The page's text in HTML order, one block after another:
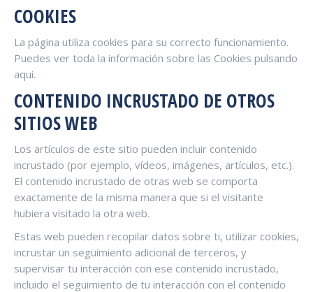
COOKIES
La página utiliza cookies para su correcto funcionamiento.
Puedes ver toda la información sobre las Cookies pulsando
aqui.
CONTENIDO INCRUSTADO DE OTROS
SITIOS WEB
Los artículos de este sitio pueden incluir contenido
incrustado (por ejemplo, vídeos, imágenes, artículos, etc.).
El contenido incrustado de otras web se comporta
exactamente de la misma manera que si el visitante
hubiera visitado la otra web.
Estas web pueden recopilar datos sobre ti, utilizar cookies,
incrustar un seguimiento adicional de terceros, y
supervisar tu interacción con ese contenido incrustado,
incluido el seguimiento de tu interacción con el contenido